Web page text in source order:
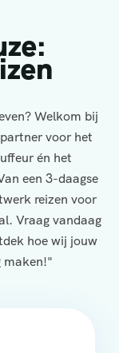
Welkom bij
voor het
én het
een 3-daagse
reizen voor
Vraag vandaag
hoe wij jouw
maken!"